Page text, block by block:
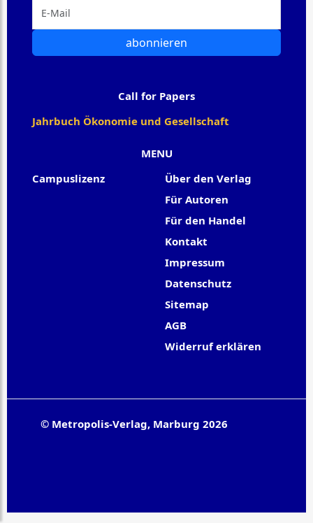
MENU
Campuslizenz
Über den Verlag
Für Autoren
Für den Handel
Kontakt
Impressum
Datenschutz
Sitemap
AGB
Widerruf erklären
abonnieren
Call for Papers
Jahrbuch Ökonomie und Gesellschaft
© Metropolis-Verlag, Marburg 2026